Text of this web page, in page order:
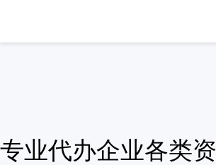
专业代办企业各类